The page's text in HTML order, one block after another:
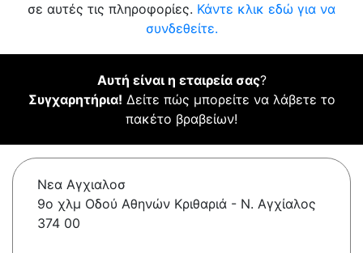
σε αυτές τις πληροφορίες. Κάντε κλικ εδώ για να
συνδεθείτε.
Αυτή είναι η εταιρεία σας?
Συγχαρητήρια! Δείτε πώς μπορείτε να λάβετε το
πακέτο βραβείων!
Νεα Αγχιαλοσ
9ο χλμ Οδού Αθηνών Κριθαριά - Ν. Αγχίαλος
374 00